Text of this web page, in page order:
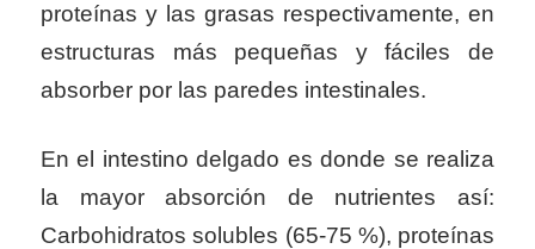
proteínas y las grasas respectivamente, en
estructuras más pequeñas y fáciles de
absorber por las paredes intestinales.
En el intestino delgado es donde se realiza
la mayor absorción de nutrientes así:
Carbohidratos solubles (65-75 %), proteínas